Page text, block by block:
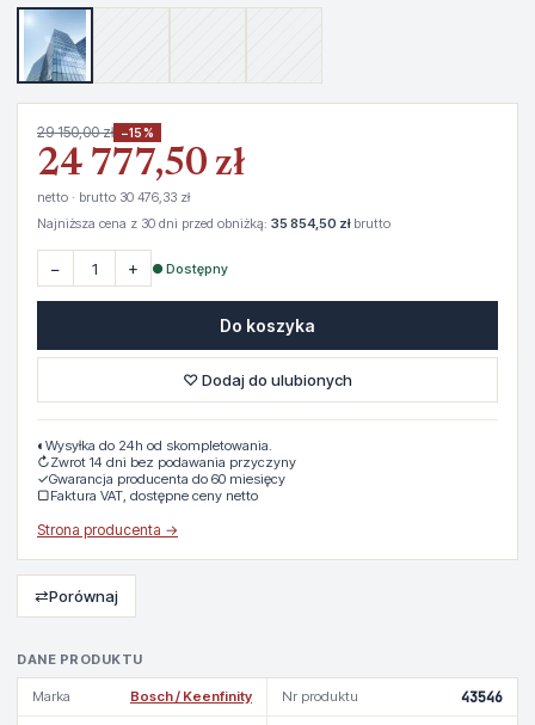
DANE PRODUKTU
Marka Bosch / Keenfinity Nr produktu 43546
29 150,00 zł −15%
24 777,50 zł
netto · brutto 30 476,33 zł
Najniższa cena z 30 dni przed obniżką: 35 854,50 złbrutto
− + ● Dostępny
Do koszyka
♡ Dodaj do ulubionych
◐ Wysyłka do 24h od skompletowania.
↻Zwrot 14 dni bez podawania przyczyny
✓Gwarancja producenta do 60 miesięcy
▢Faktura VAT, dostępne ceny netto
Strona producenta →
⇄Porównaj